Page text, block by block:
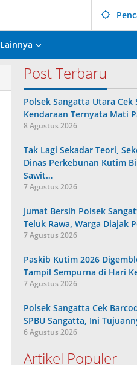
Lainnya
Post Terbaru
Polsek Sangatta Utara Cek
Kendaraan Ternyata Mati
8 Agustus 2026
Tak Lagi Sekadar Teori,
Dinas Perkebunan Kutim
Sawit…
7 Agustus 2026
Jumat Bersih Polsek
Teluk Rawa, Warga Diajak
7 Agustus 2026
Paskib Kutim 2026
Tampil Sempurna di Hari
7 Agustus 2026
Polsek Sangatta Cek
SPBU Sangatta, Ini
6 Agustus 2026
Artikel Populer